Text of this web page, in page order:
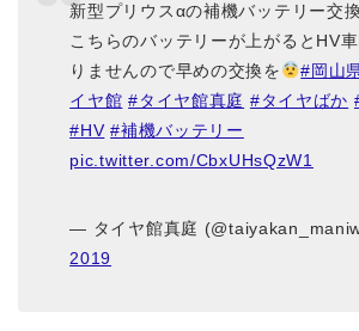
新型プリウスαの補機バッテリー交
こちらのバッテリーが上がるとHV
りませんので早めの交換を
#岡山
イヤ館 #タイヤ館真庭 #タイヤばか
#HV #補機バッテリー
pic.twitter.com/CbxUHsQzW1
— タイヤ館真庭
2019